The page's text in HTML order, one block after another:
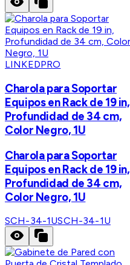
LINKEDPRO
Charola para Soportar
Equipos en Rack de 19 in,
Profundidad de 34 cm,
Color Negro, 1U
Charola para Soportar
Equipos en Rack de 19 in,
Profundidad de 34 cm,
Color Negro, 1U
SCH-34-1USCH-34-1U